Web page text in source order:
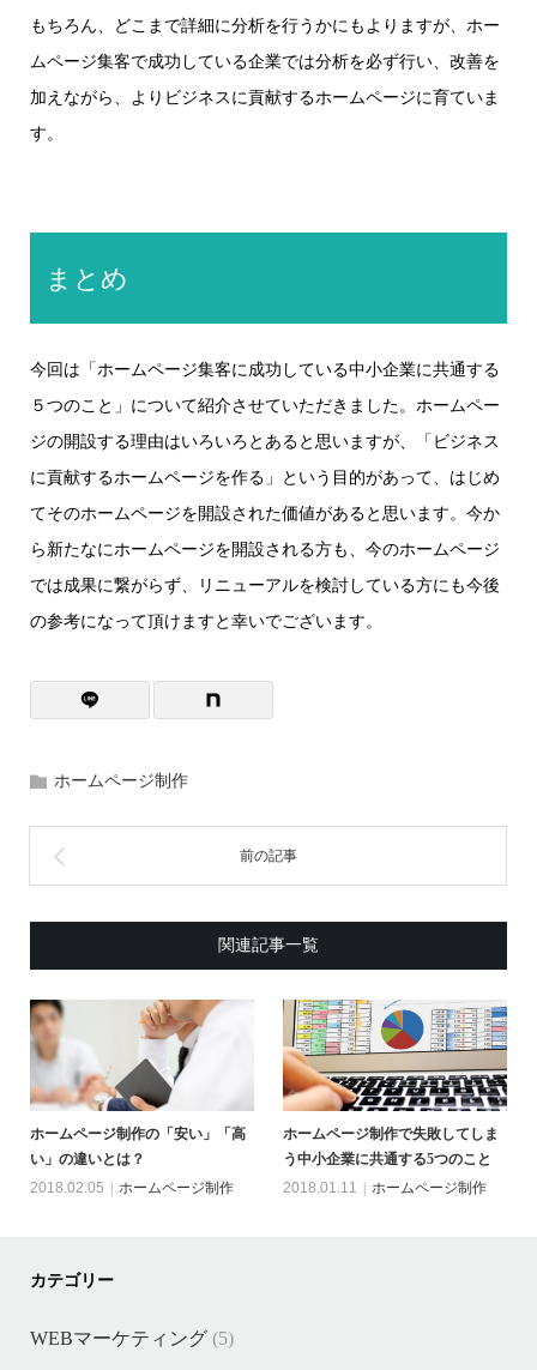
もちろん、どこまで詳細に分析を行うかにもよりますが、ホー
ムページ集客で成功している企業では分析を必ず行い、改善を
加えながら、よりビジネスに貢献するホームページに育ていま
す。
まとめ
今回は「ホームページ集客に成功している中小企業に共通する
５つのこと」について紹介させていただきました。ホームペー
ジの開設する理由はいろいろとあると思いますが、「ビジネス
に貢献するホームページを作る」という目的があって、はじめ
てそのホームページを開設された価値があると思います。今か
ら新たなにホームページを開設される方も、今のホームページ
では成果に繋がらず、リニューアルを検討している方にも今後
の参考になって頂けますと幸いでございます。
ホームページ制作
関連記事一覧
ホームページ制作の「安い」「高
い」の違いとは？
2018.02.05
ホームページ制作
ホームページ制作で失敗してしま
う中小企業に共通する5つのこと
2018.01.11
ホームページ制作
カテゴリー
WEBマーケティング(5)